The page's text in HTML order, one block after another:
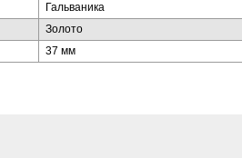
Гальваника
Золото
37 мм